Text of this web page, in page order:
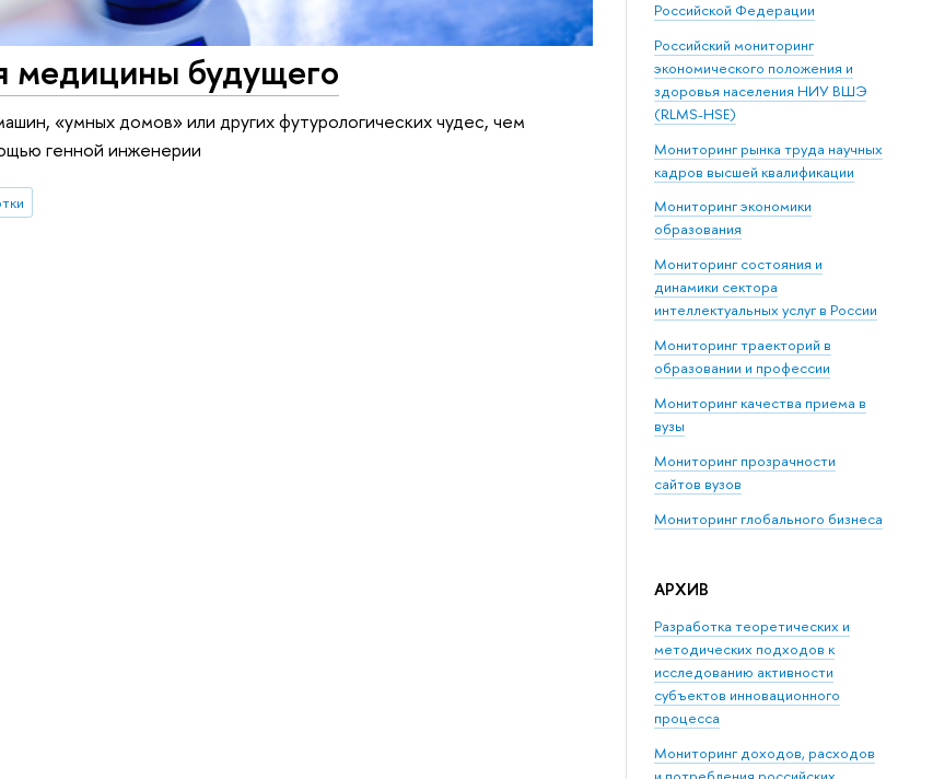
Российской Федерации
Российский мониторинг
экономического положения и
здоровья населения НИУ ВШЭ
(RLMS-HSE)
Мониторинг рынка труда научных
кадров высшей квалификации
Мониторинг экономики
образования
Мониторинг состояния и
динамики сектора
интеллектуальных услуг в России
Мониторинг траекторий в
образовании и профессии
Мониторинг качества приема в
вузы
Мониторинг прозрачности
сайтов вузов
Мониторинг глобального бизнеса
АРХИВ
Разработка теоретических и
методических подходов к
исследованию активности
субъектов инновационного
процесса
Мониторинг доходов, расходов
медицины будущего
«умных домов» или других футурологических чудес, чем
генной инженерии